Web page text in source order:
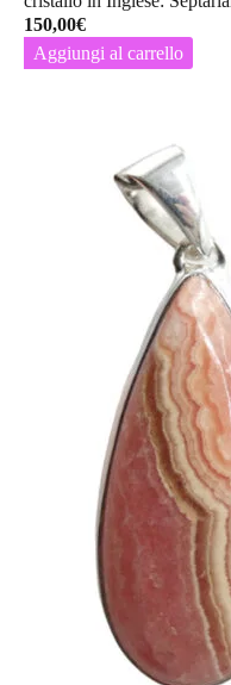
150,00€
Aggiungi al carrello